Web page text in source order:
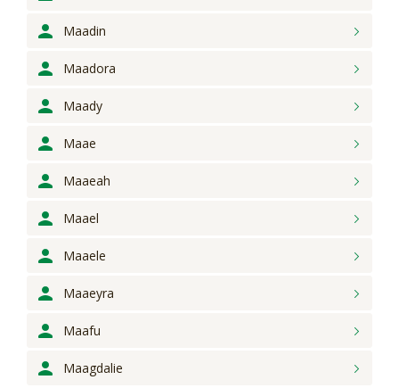
Maadin
Maadora
Maady
Maae
Maaeah
Maael
Maaele
Maaeyra
Maafu
Maagdalie